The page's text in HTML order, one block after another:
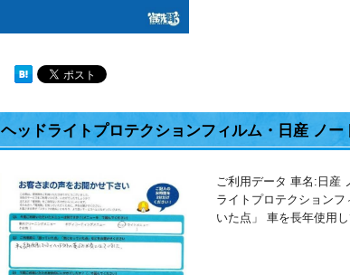
ヘッドライトプロテクションフィルム・日産 ノ
ご利用データ 車名:日産
ライトプロテクション
いた点」 車を長年使用